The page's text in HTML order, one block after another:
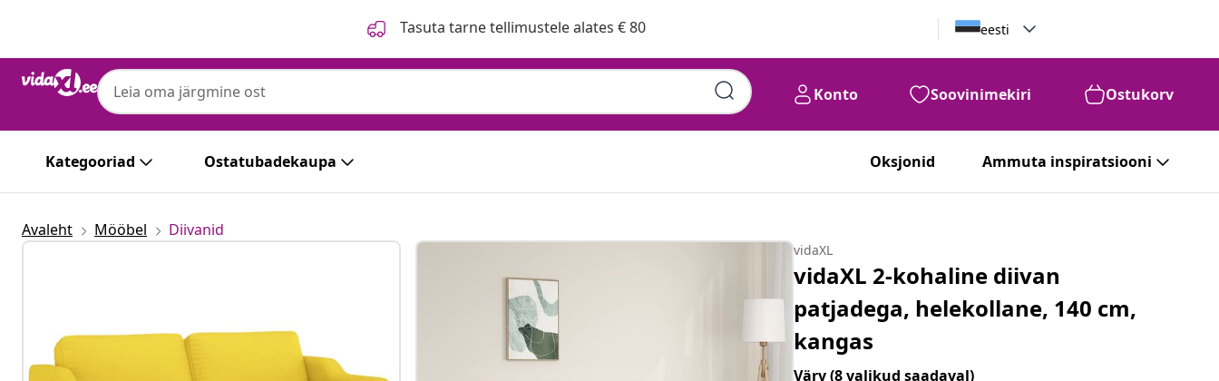
Tasuta tarne tellimustele alates € 80 eesti
Konto Soovinimekiri Ostukorv
Kategooriad Ostatubadekaupa Oksjonid Ammuta inspiratsiooni
Avaleht Mööbel Diivanid
vidaXL
vidaXL 2-kohaline diivan
patjadega, helekollane, 140 cm,
kangas
Värv(8 valikud saadaval)